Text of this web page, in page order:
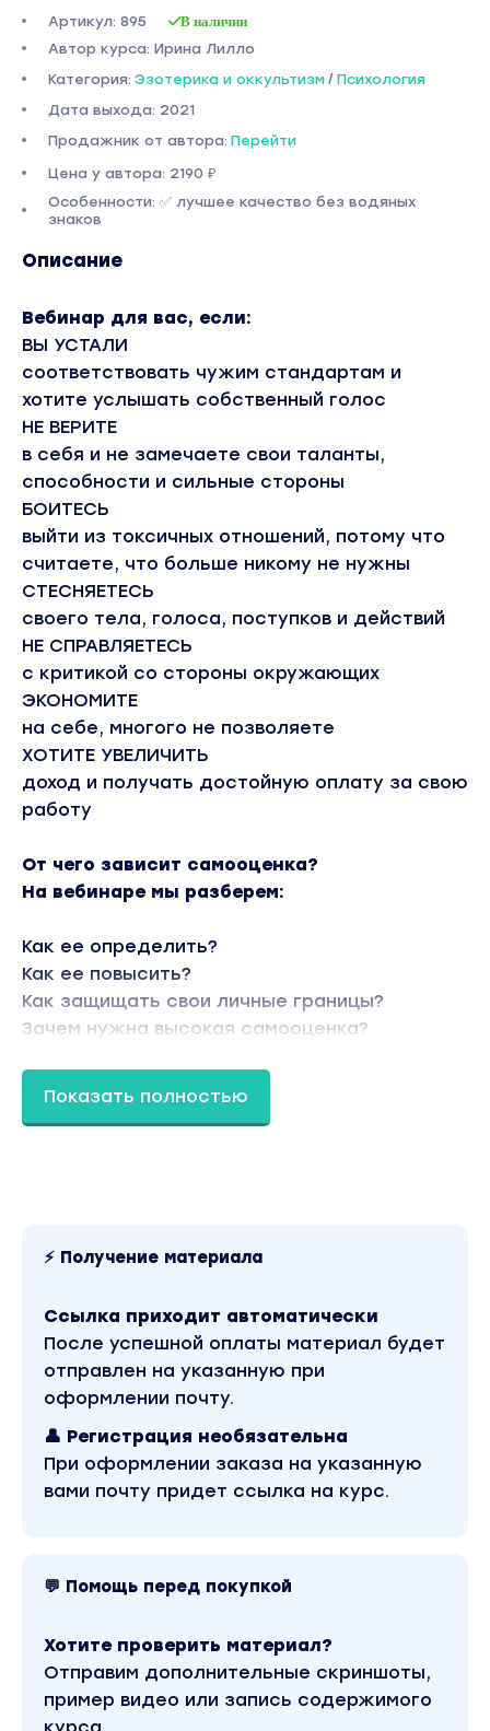
Артикул: 895 В наличии
Автор курса: Ирина Лилло
Категория: Эзотерика и оккультизм / Психология
Дата выхода: 2021
Продажник от автора: Перейти
Цена у автора: 2190 ₽
Особенности: ✅ лучшее качество без водяных
знаков
Описание
Вебинар для вас, если:
ВЫ УСТАЛИ
соответствовать чужим стандартам и
хотите услышать собственный голос
НЕ ВЕРИТЕ
в себя и не замечаете свои таланты,
способности и сильные стороны
БОИТЕСЬ
выйти из токсичных отношений, потому что
считаете, что больше никому не нужны
СТЕСНЯЕТЕСЬ
своего тела, голоса, поступков и действий
НЕ СПРАВЛЯЕТЕСЬ
с критикой со стороны окружающих
ЭКОНОМИТЕ
на себе, многого не позволяете
ХОТИТЕ УВЕЛИЧИТЬ
доход и получать достойную оплату за свою
работу
От чего зависит самооценка?
На вебинаре мы разберем:
Как ее определить?
Как ее повысить?
Как защищать свои личные границы?
Зачем нужна высокая самооценка?
сейчас
Техники проработки негативных убеждений
Автор
Я уверена в том, что говорю, и вот почему:
каждый день меня смотрит почти
000 человек
низкой самооценкой из-за травли в школе
за полтора года мой ежемесячный доход
вырос в 45 раз
Показать полностью
⚡ Получение материала
Ссылка приходит автоматически
После успешной оплаты материал будет
отправлен на указанную при
оформлении почту.
👤 Регистрация необязательна
При оформлении заказа на указанную
вами почту придет ссылка на курс.
💬 Помощь перед покупкой
Хотите проверить материал?
Отправим дополнительные скриншоты,
пример видео или запись содержимого